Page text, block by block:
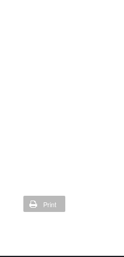
Print